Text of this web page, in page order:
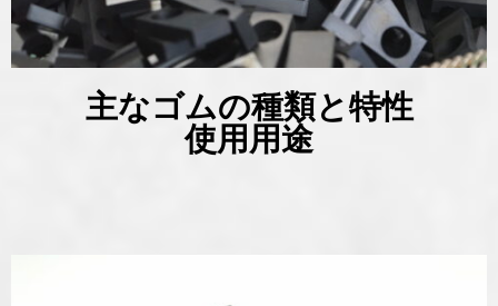
主なゴムの種類と特性
使用用途